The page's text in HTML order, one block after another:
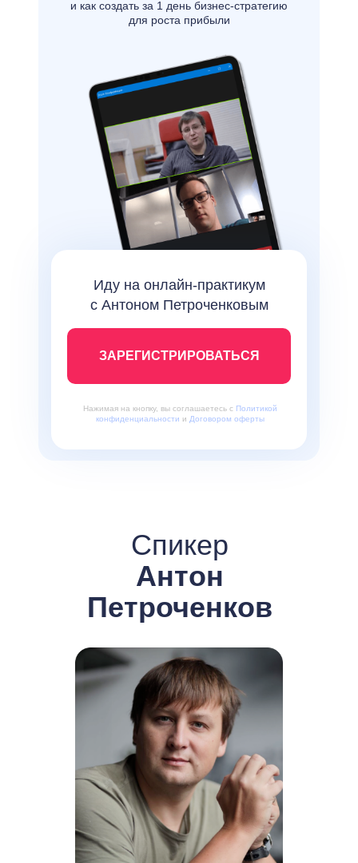
и как создать за 1 день бизнес-стратегию
для роста прибыли
Иду на онлайн-практикум
с Антоном Петроченковым
Нажимая на кнопку, вы соглашаетесь с Политикой
конфиденциальности и Договором оферты
ЗАРЕГИСТРИРОВАТЬСЯ
Спикер
Антон
Петроченков